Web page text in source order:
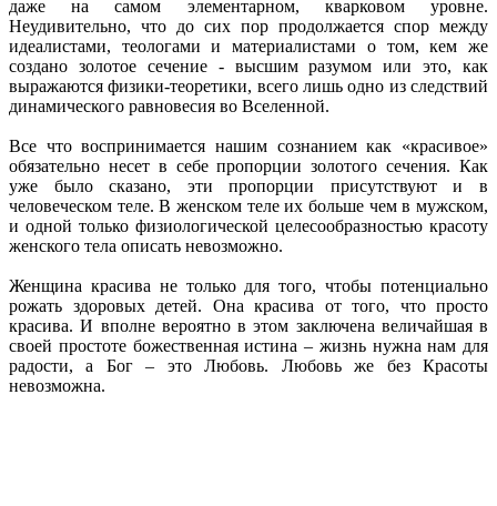
даже на самом элементарном, кварковом уровне.
Неудивительно, что до сих пор продолжается спор между
идеалистами, теологами и материалистами о том, кем же
создано золотое сечение - высшим разумом или это, как
выражаются физики-теоретики, всего лишь одно из следствий
динамического равновесия во Вселенной.
Все что воспринимается нашим сознанием как «красивое»
обязательно несет в себе пропорции золотого сечения. Как
уже было сказано, эти пропорции присутствуют и в
человеческом теле. В женском теле их больше чем в мужском,
и одной только физиологической целесообразностью красоту
женского тела описать невозможно.
Женщина красива не только для того, чтобы потенциально
рожать здоровых детей. Она красива от того, что просто
красива. И вполне вероятно в этом заключена величайшая в
своей простоте божественная истина – жизнь нужна нам для
радости, а Бог – это Любовь. Любовь же без Красоты
невозможна.